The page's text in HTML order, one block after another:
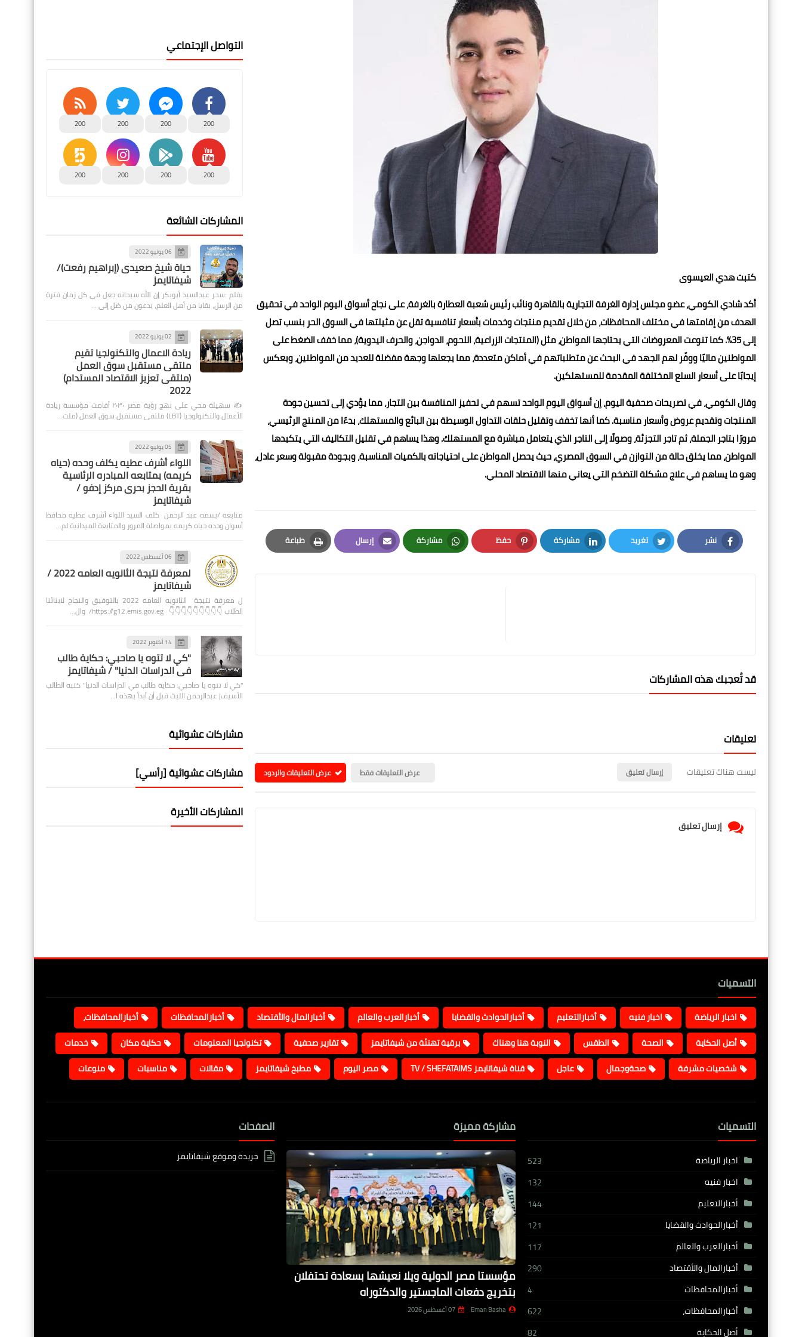
كتبت هدي العيسوى
أكد شادي الكومي، عضو مجلس إدارة الغرفة التجارية بالقاهرة ونائب رئيس شعبة العطارة بالغرفة، على نجاح أسواق اليوم الواحد في تحقيق
الهدف من إقامتها في مختلف المحافظات، من خلال تقديم منتجات وخدمات بأسعار تنافسية تقل عن مثيلتها في السوق الحر بنسب تصل
إلى 35%. كما تنوعت المعروضات التي يحتاجها المواطن، مثل (المنتجات الزراعية، اللحوم، الدواجن، والحرف اليدوية)، مما خفف الضغط على
المواطنين ماليًا ووفّر لهم الجهد في البحث عن متطلباتهم في أماكن متعددة، مما يجعلها وجهة مفضلة للعديد من المواطنين، ويعكس
إيجابًا على أسعار السلع المختلفة المقدمة للمستهلكين.
وقال الكومي، في تصريحات صحفية اليوم، إن أسواق اليوم الواحد تسهم في تحفيز المنافسة بين التجار، مما يؤدي إلى تحسين جودة
المنتجات وتقديم عروض وأسعار مناسبة. كما أنها تخفف وتقليل حلقات التداول الوسيطة بين البائع والمستهلك، بدءًا من المنتج الرئيسي،
مرورًا بتاجر الجملة، ثم تاجر التجزئة، وصولًا إلى التاجر الذي يتعامل مباشرة مع المستهلك. وهذا يساهم في تقليل التكاليف التي يتكبدها
المواطن، مما يخلق حالة من التوازن في السوق المصري، حيث يحصل المواطن على احتياجاته بالكميات المناسبة، وبجودة مقبولة وسعر عادل،
وهو ما يساهم في علاج مشكلة التضخم التي يعاني منها الاقتصاد المحلي.
نشر
Facebook
تغريد
Twitter
مشاركة
LinkedIn
حفظ
Pinterest
مشاركة
Whatsapp
إرسال
Email
طباعة
Print
قد تُعجبك هذه المشاركات
تعليقات
ليست هناك تعليقات إرسال تعليق عرض التعليقات فقط عرض التعليقات والردود
إرسال تعليق
التواصل الإجتماعي
200
200
200
200
200
200
200
200
المشاركات الشائعة
06 يونيو 2022
حياة شيخ صعيدى (إبراهيم رفعت)/
شيفاتايمز
بقلم :سحر عبدالسيد أبوبكر إن الله سبحانه جعل في كل زمان فترة
من الرسل، بقايا من أهل العلم، يدعون من ضل إلى …
02 يونيو 2022
ريادة الاعمال والتكنولجيا تقيم
ملتقى مستقبل سوق العمل
(ملتقى تعزيز الاقتصاد المستدام)
2022
✍️ سهيلة محي على نهج رؤية مصر ٢٠٣٠ أقامت مؤسسة ريادة
الأعمال والتكنولوجيا (LBT) ملتقى مستقبل سوق العمل (ملت…
05 يوليو 2022
اللواء أشرف عطيه يكلف وحده (حياه
كريمه) بمتابعه المبادره الرئاسية
بقرية الحجز بحرى مركز إدفو /
شيفاتايمز
متابعه /بسمه عبد الرحمن كلف السيد اللواء أشرف عطيه محافظ
أسوان وحده حياه كريمه بمواصلة المرور والمتابعة الميدانية لم…
06 أغسطس 2022
لمعرفة نتيجة الثانويه العامه 2022 /
شيفاتايمز
ل معرفة نتيجة الثانويه العامه 2022 بالتوفيق والنجاح لابنائنا
الطلاب 👇👇👇👇👇👇👇👇👇 https://g12.emis.gov.eg/ وال…
14 أكتوبر 2022
"كي لا تتوه يا صاحبي: حكاية طالب
في الدراسات الدنيا" / شيفاتايمز
"كي لا تتوه يا صاحبي: حكاية طالب في الدراسات الدنيا" كتبه الطالب
الأسيف| عبدالرحمن الليث قبل أن أبدأ بهذه ا…
مشاركات عشوائية
مشاركات عشوائية [رأسي]
المشاركات الأخيرة
التسميات
اخبار الرياضة اخبار فنيه أخبارالتعليم أخبارالحوادث والقضايا أخبارالعرب والعالم أخبارالمال والأقتصاد أخبارالمحافظات
أخبارالمحافظات،
أصل الحكاية
الصحة الطقس النوبة هنا وهناك برقية تهنئة من شيفاتايمز تقارير صحفية تكنولجيا المعلومات حكاية مكان
خدمات
شخصيات مشرفة
صحةوجمال عاجل قناة شيفاتايمز TV / SHEFATAIMS مصر اليوم مطبخ شيفاتايمز مقالات مناسبات منوعات
التسميات
اخبار الرياضة
523
اخبار فنيه
132
أخبارالتعليم
144
أخبارالحوادث والقضايا
121
أخبارالعرب والعالم
117
أخبارالمال والأقتصاد
290
أخبارالمحافظات
4
أخبارالمحافظات،
622
أصل الحكاية
82
مشاركة مميزة
مؤسستا مصر الدولية ويلا نعيشها بسعادة تحتفلان
بتخريج دفعات الماجستير والدكتوراه
Eman Basha 07 أغسطس 2026
الصفحات
جريدة وموقع شيفاتايمز